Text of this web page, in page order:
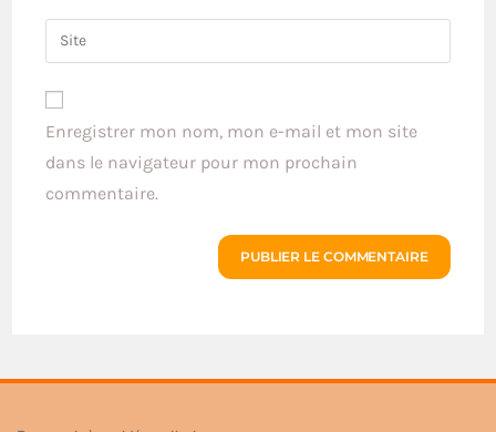
Enregistrer mon nom, mon e-mail et mon site
dans le navigateur pour mon prochain
commentaire.